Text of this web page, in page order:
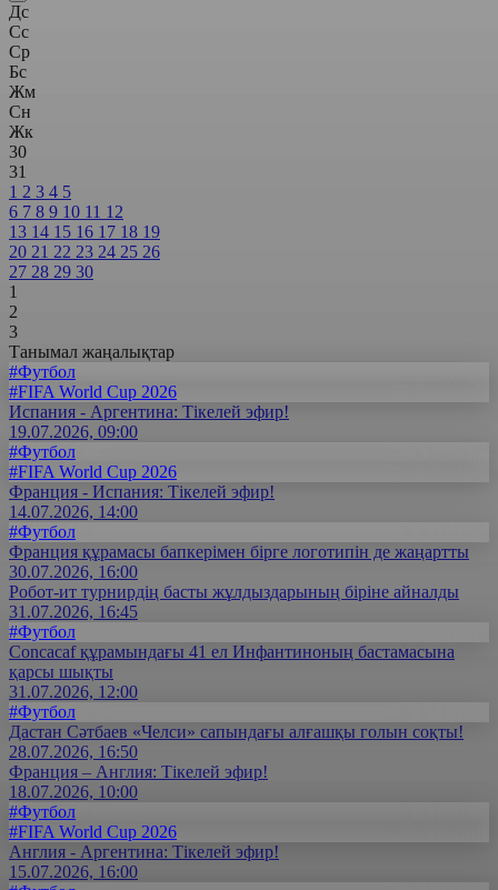
Дс
Сс
Ср
Бс
Жм
Сн
Жк
30
31
1 2 3 4 5
6 7 8 9 10 11 12
13 14 15 16 17 18 19
20 21 22 23 24 25 26
27 28 29 30
1
2
3
Танымал жаңалықтар
#Футбол
#FIFA World Cup 2026
Испания - Аргентина: Тікелей эфир!
19.07.2026, 09:00
#Футбол
#FIFA World Cup 2026
Франция - Испания: Тікелей эфир!
14.07.2026, 14:00
#Футбол
Франция құрамасы бапкерімен бірге логотипін де жаңартты
30.07.2026, 16:00
Робот-ит турнирдің басты жұлдыздарының біріне айналды
31.07.2026, 16:45
#Футбол
Concacaf құрамындағы 41 ел Инфантиноның бастамасына
қарсы шықты
31.07.2026, 12:00
#Футбол
Дастан Сәтбаев «Челси» сапындағы алғашқы голын соқты!
28.07.2026, 16:50
Франция – Англия: Тікелей эфир!
18.07.2026, 10:00
#Футбол
#FIFA World Cup 2026
Англия - Аргентина: Тікелей эфир!
15.07.2026, 16:00